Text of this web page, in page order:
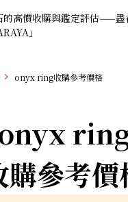
的高價收購與鑑定評估——盡
」
onyx ring收購參考價格
購參考價